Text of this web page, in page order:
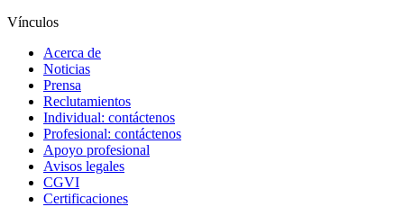
Vínculos
Acerca de
Noticias
Prensa
Reclutamientos
Individual: contáctenos
Profesional: contáctenos
Apoyo profesional
Avisos legales
CGVI
Certificaciones